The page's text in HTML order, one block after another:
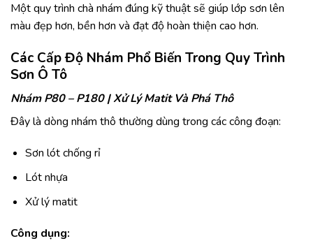
Một quy trình chà nhám đúng kỹ thuật sẽ giúp lớp sơn lên
màu đẹp hơn, bền hơn và đạt độ hoàn thiện cao hơn.
Các Cấp Độ Nhám Phổ Biến Trong Quy Trình
Sơn Ô Tô
Nhám P80 – P180 | Xử Lý Matit Và Phá Thô
Đây là dòng nhám thô thường dùng trong các công đoạn:
Sơn lót chống rỉ
Lót nhựa
Xử lý matit
Công dụng: